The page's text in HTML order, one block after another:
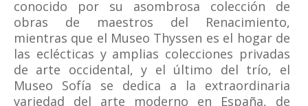
conocido por su asombrosa colección de
obras de maestros del Renacimiento,
mientras que el Museo Thyssen es el hogar de
las eclécticas y amplias colecciones privadas
de arte occidental, y el último del trío, el
Museo Sofía se dedica a la extraordinaria
variedad del arte moderno en España, de